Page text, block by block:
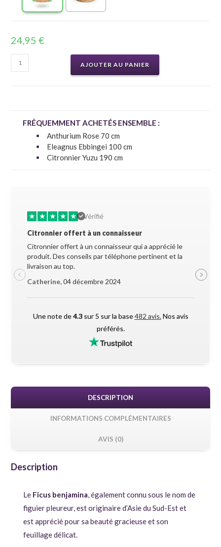
24,95€
AJOUTER AU PANIER
FRÉQUEMMENT ACHETÉS ENSEMBLE :
Anthurium Rose 70 cm
Eleagnus Ebbingei 100 cm
Citronnier Yuzu 190 cm
★ ★ ★ ★ ★
Vérifié
Citronnier offert à un connaisseur
Citronnier offert à un connaisseur qui a apprécié le
produit. Des conseils par téléphone pertinent et la
livraison au top.
Catherine,04 décembre 2024
Une note de4.3sur 5 sur la base482 avis.Nos avis
préférés.
DESCRIPTION
INFORMATIONS COMPLÉMENTAIRES
AVIS (0)
Description
Le Ficus benjamina, également connu sous le nom de
figuier pleureur, est originaire d’Asie du Sud-Est et
est apprécié pour sa beauté gracieuse et son
feuillage délicat.